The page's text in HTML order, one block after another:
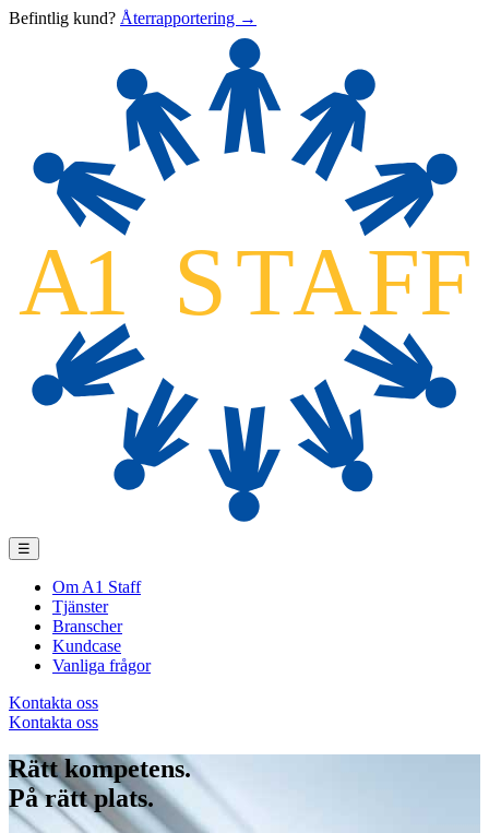
Befintlig kund? Återrapportering →
☰
Om A1 Staff
Tjänster
Branscher
Kundcase
Vanliga frågor
Kontakta oss
Kontakta oss
Rätt kompetens.
På rätt plats.